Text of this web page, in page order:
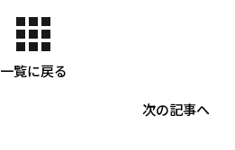
一覧に戻る
次の記事へ